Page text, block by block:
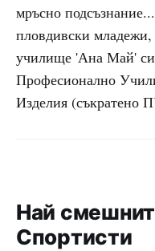
мръсно
пловдивски
училище 'Ана Май' си
Професионално
Изделия (съкратено
Най
Спортисти